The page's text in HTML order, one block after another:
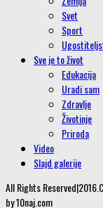
Svet
Sport
Sve je to život
Edukacija
Uradi sam
Zdravlje
Životinje
Priroda
Video
Slajd galerije
All Rights
by 10naj.com